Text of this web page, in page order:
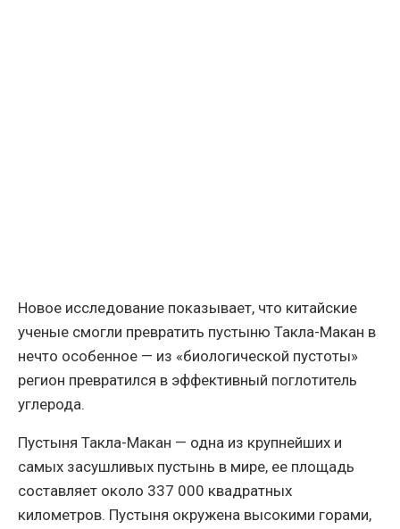
Новое исследование показывает, что китайские
ученые смогли превратить пустыню Такла-Макан в
нечто особенное — из «биологической пустоты»
регион превратился в эффективный поглотитель
углерода.
Пустыня Такла-Макан — одна из крупнейших и
самых засушливых пустынь в мире, ее площадь
составляет около 337 000 квадратных
километров. Пустыня окружена высокими горами,